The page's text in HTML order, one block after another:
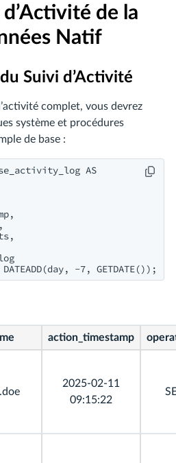
d’Activité de la
Natif
Suivi d’Activité
complet, vous devrez
système et procédures
de base :
AS
action_timestamp
2025-02-11
09:15:22